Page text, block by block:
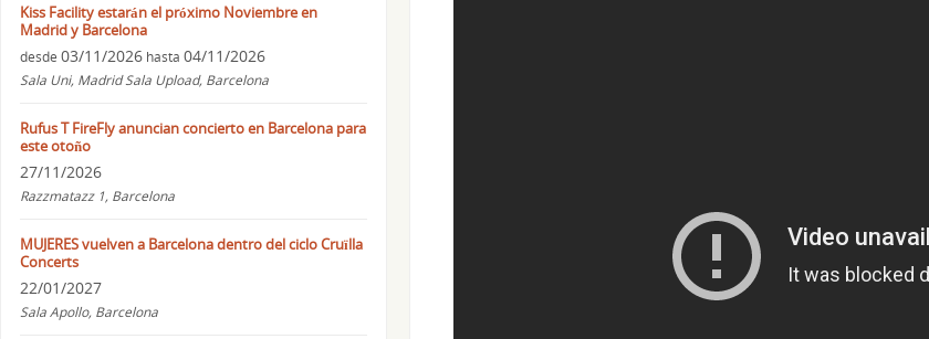
Kiss Facility estarán el próximo Noviembre en
Madrid y Barcelona
desde 03/11/2026 hasta 04/11/2026
Sala Uni, Madrid Sala Upload, Barcelona
Rufus T FireFly anuncian concierto en Barcelona para
este otoño
27/11/2026
Razzmatazz 1, Barcelona
MUJERES vuelven a Barcelona dentro del ciclo Cruïlla
Concerts
22/01/2027
Sala Apollo, Barcelona